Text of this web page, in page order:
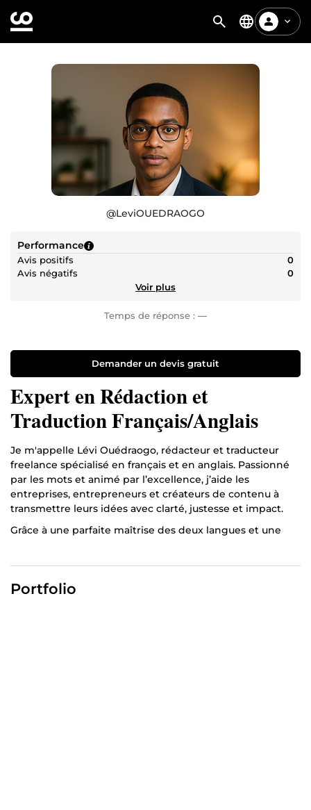
@LeviOUEDRAOGO
Performance
Avis positifs
0
Avis négatifs
0
Voir plus
Temps de réponse : —
Demander un devis gratuit
Expert en Rédaction et
Traduction Français/Anglais
Je m'appelle Lévi Ouédraogo, rédacteur et traducteur
freelance spécialisé en français et en anglais. Passionné
par les mots et animé par l’excellence, j’aide les
entreprises, entrepreneurs et créateurs de contenu à
transmettre leurs idées avec clarté, justesse et impact.
Grâce à une parfaite maîtrise des deux langues et une
documents professionnels ou des traductions précises, je
Portfolio